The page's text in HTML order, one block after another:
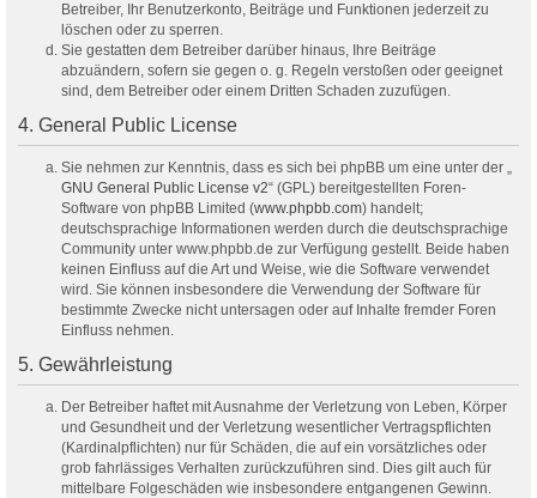
Betreiber, Ihr Benutzerkonto, Beiträge und Funktionen jederzeit zu
löschen oder zu sperren.
Sie gestatten dem Betreiber darüber hinaus, Ihre Beiträge
abzuändern, sofern sie gegen o. g. Regeln verstoßen oder geeignet
sind, dem Betreiber oder einem Dritten Schaden zuzufügen.
4. General Public License
Sie nehmen zur Kenntnis, dass es sich bei phpBB um eine unter der „
GNU General Public License v2“ (GPL) bereitgestellten Foren-
Software von phpBB Limited (www.phpbb.com) handelt;
deutschsprachige Informationen werden durch die deutschsprachige
Community unter www.phpbb.de zur Verfügung gestellt. Beide haben
keinen Einfluss auf die Art und Weise, wie die Software verwendet
wird. Sie können insbesondere die Verwendung der Software für
bestimmte Zwecke nicht untersagen oder auf Inhalte fremder Foren
Einfluss nehmen.
5. Gewährleistung
Der Betreiber haftet mit Ausnahme der Verletzung von Leben, Körper
und Gesundheit und der Verletzung wesentlicher Vertragspflichten
(Kardinalpflichten) nur für Schäden, die auf ein vorsätzliches oder
grob fahrlässiges Verhalten zurückzuführen sind. Dies gilt auch für
mittelbare Folgeschäden wie insbesondere entgangenen Gewinn.